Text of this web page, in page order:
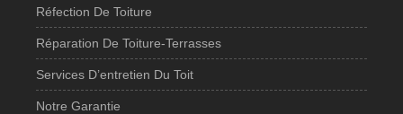
Réfection De Toiture
Réparation De Toiture-Terrasses
Services D’entretien Du Toit
Notre Garantie